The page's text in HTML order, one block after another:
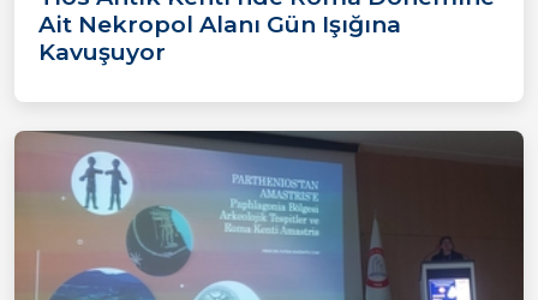
Ait Nekropol Alanı Gün Işığına
Kavuşuyor